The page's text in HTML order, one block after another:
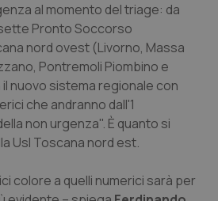
al momento del triage: da
Pronto Soccorso
nord ovest (Livorno, Massa
Pontremoli Piombino e
nuovo sistema regionale con
che andranno dall'1
non urgenza". È quanto si
Usl Toscana nord est.
colore a quelli numerici sarà per